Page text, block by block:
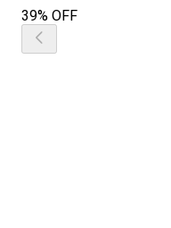
39% OFF